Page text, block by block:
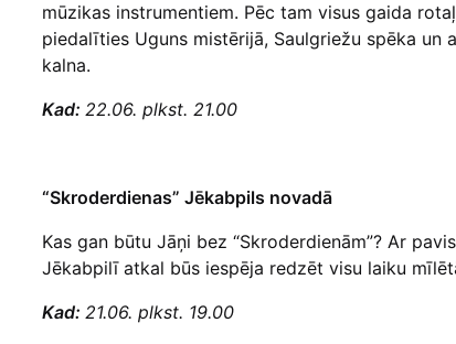
mūzikas instrumentiem. Pēc tam visus gaida
piedalīties Uguns mistērijā, Saulgriežu spēka
kalna.
Kad: 22.06. plkst. 21.00
“Skroderdienas” Jēkabpils novadā
Kas gan būtu Jāņi bez “Skroderdienām”? Ar
Jēkabpilī atkal būs iespēja redzēt visu laiku
Kad: 21.06. plkst. 19.00